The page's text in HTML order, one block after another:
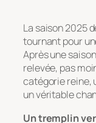
La saison 2025
tournant pour
Après une
relevée, pas
catégorie reine,
un véritable
Un tremplin